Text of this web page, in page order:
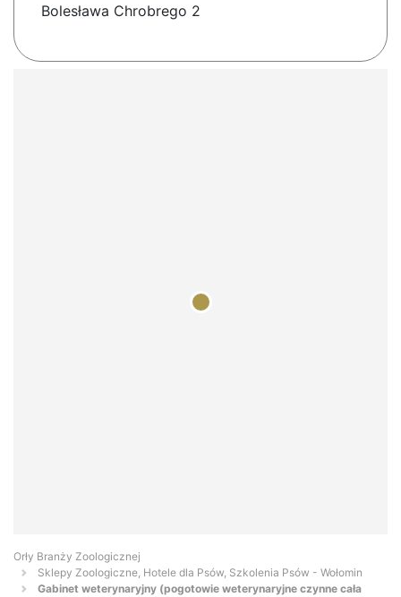
Bolesława Chrobrego 2
Orły Branży Zoologicznej
Sklepy Zoologiczne, Hotele dla Psów, Szkolenia Psów - Wołomin
Gabinet weterynaryjny (pogotowie weterynaryjne czynne cała